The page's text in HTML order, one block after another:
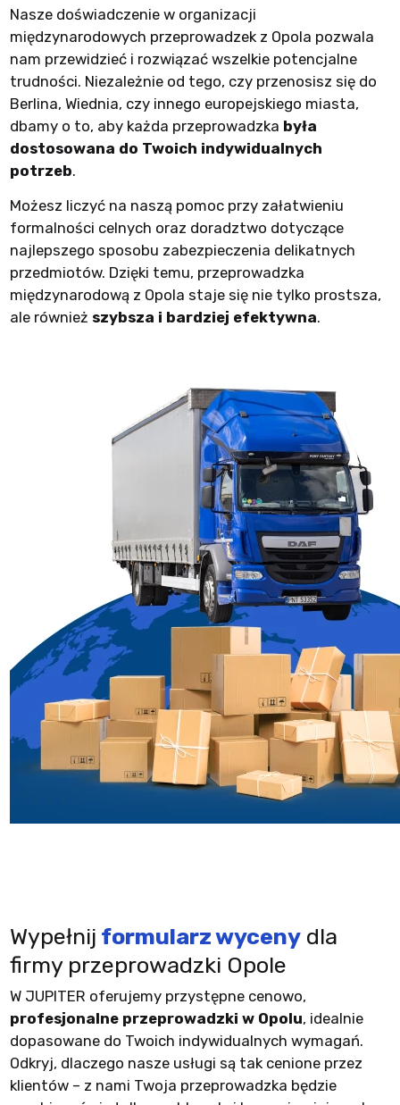
Nasze doświadczenie w organizacji
międzynarodowych przeprowadzek z Opola pozwala
nam przewidzieć i rozwiązać wszelkie potencjalne
trudności. Niezależnie od tego, czy przenosisz się do
Berlina, Wiednia, czy innego europejskiego miasta,
dbamy o to, aby każda przeprowadzka była
dostosowana do Twoich indywidualnych
potrzeb.
Możesz liczyć na naszą pomoc przy załatwieniu
formalności celnych oraz doradztwo dotyczące
najlepszego sposobu zabezpieczenia delikatnych
przedmiotów. Dzięki temu, przeprowadzka
międzynarodową z Opola staje się nie tylko prostsza,
ale również szybsza i bardziej efektywna.
Wypełnij formularz wycenydla
firmy przeprowadzki Opole
W JUPITER oferujemy przystępne cenowo,
profesjonalne przeprowadzki w Opolu, idealnie
dopasowane do Twoich indywidualnych wymagań.
Odkryj, dlaczego nasze usługi są tak cenione przez
klientów – z nami Twoja przeprowadzka będzie